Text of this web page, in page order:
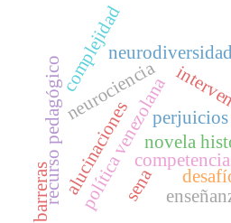
política venezolana
neurodiversidad
neurociencia
recurso pedagógico novela
complejidad
sena
alucinaciones
barreras
perjuicios